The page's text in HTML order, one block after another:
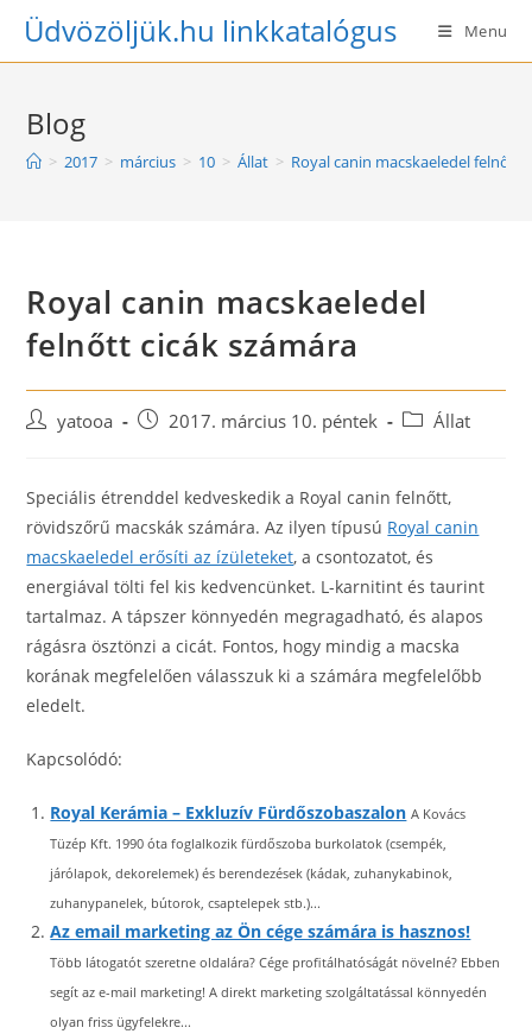
SkipÜdvözöljük.hu linkkatalógus Menu
Blog
> 2017 > március > 10 > Állat > Royal canin macskaeledel felnőtt
Royal canin macskaeledel
felnőtt cicák számára
Postyatooa
Post2017. március 10. péntek
PostÁllat
Speciális étrenddel kedveskedik a Royal canin felnőtt,
rövidszőrű macskák számára. Az ilyen típusú Royal canin
macskaeledel erősíti az ízületeket, a csontozatot, és
energiával tölti fel kis kedvencünket. L-karnitint és taurint
tartalmaz. A tápszer könnyedén megragadható, és alapos
rágásra ösztönzi a cicát. Fontos, hogy mindig a macska
korának megfelelően válasszuk ki a számára megfelelőbb
eledelt.
Kapcsolódó:
Royal Kerámia – Exkluzív Fürdőszobaszalon A Kovács
Tüzép Kft. 1990 óta foglalkozik fürdőszoba burkolatok (csempék,
járólapok, dekorelemek) és berendezések (kádak, zuhanykabinok,
zuhanypanelek, bútorok, csaptelepek stb.)...
Az email marketing az Ön cége számára is hasznos!
Több látogatót szeretne oldalára? Cége profitálhatóságát növelné? Ebben
segít az e-mail marketing! A direkt marketing szolgáltatással könnyedén
olyan friss ügyfelekre...